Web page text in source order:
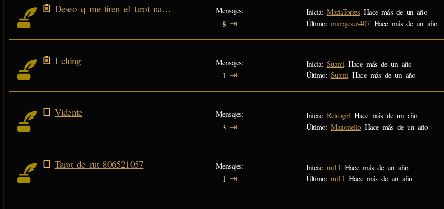
Deseo q me tiren el tarot na…
Mensajes
8 ⇥
Inicia: MariaTorres Hace más de un año
Último: mariajesus407 Hace más de un año
I ching
Mensajes
1 ⇥
Inicia: Suami Hace más de un año
Último: Suami Hace más de un año
Vidente
Mensajes
3 ⇥
Inicia: Retrogirl Hace más de un año
Último: Marionello Hace más de un año
Tarot de rut 806521057
Mensajes
1 ⇥
Inicia: rut11 Hace más de un año
Último: rut11 Hace más de un año